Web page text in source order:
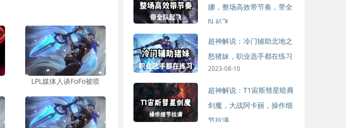
LPL媒体人谈FoFo被喷
娜，整场高效带节奏，带全
队起飞
2023-08-10
超神解说：冷门辅助北地之
怒猪妹，职业选手都在练习
2023-08-10
超神解说：T1宙斯彗星暗裔
剑魔，大战阿卡丽，操作细
节拉满